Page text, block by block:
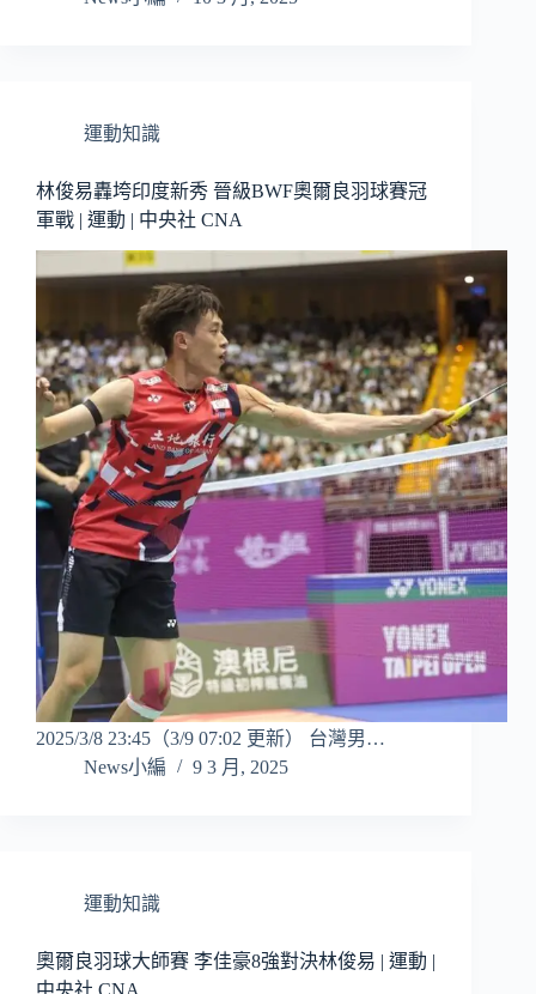
運動知識
林俊易轟垮印度新秀 晉級BWF奧爾良羽球賽冠
軍戰 | 運動 | 中央社 CNA
2025/3/8 23:45（3/9 07:02 更新） 台灣男…
News小編
9 3 月, 2025
運動知識
奧爾良羽球大師賽 李佳豪8強對決林俊易 | 運動 |